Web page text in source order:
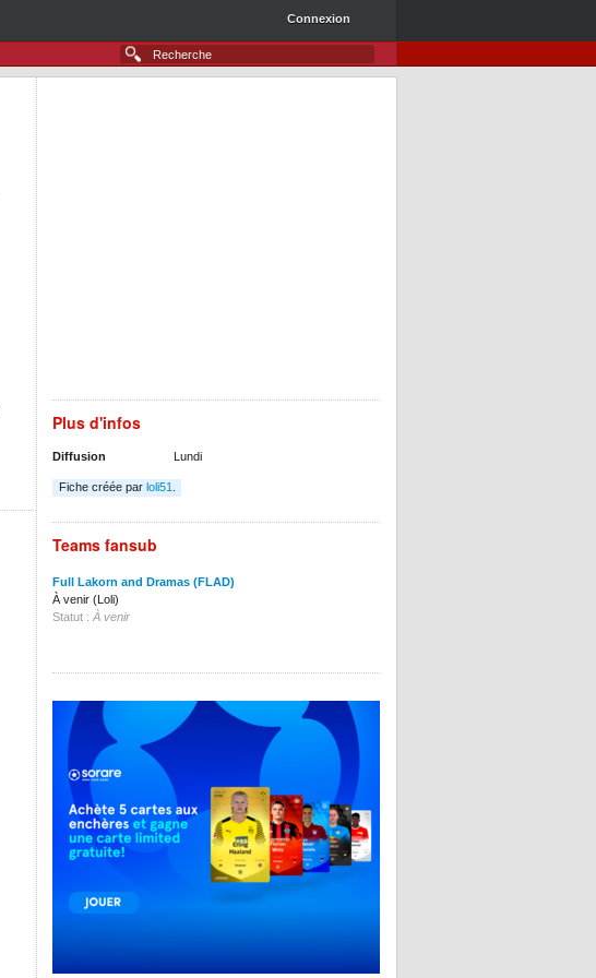
Connexion
Plus d'infos
Diffusion Lundi
Fiche créée par loli51
Teams fansub
Full Lakorn and Dramas (FLAD)
À venir (Loli)
Statut : À venir